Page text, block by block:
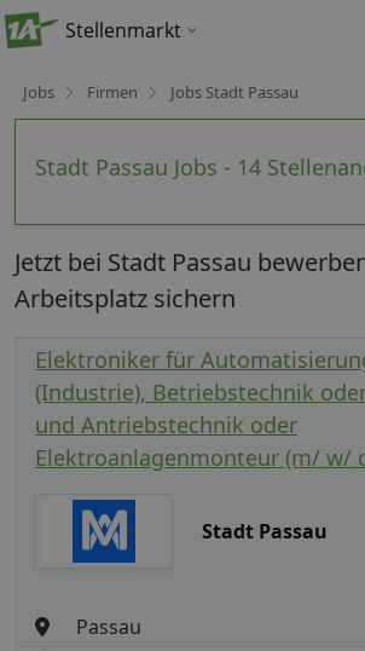
Stellenmarkt
Jobs Firmen Jobs Stadt Passau
Stadt Passau Jobs - 14
Jetzt bei Stadt Passau
Arbeitsplatz sichern
Elektroniker für
(Industrie), Betriebstechnik
und Antriebstechnik oder
Elektroanlagenmonteur (m/ w/
Stadt Passau
Passau